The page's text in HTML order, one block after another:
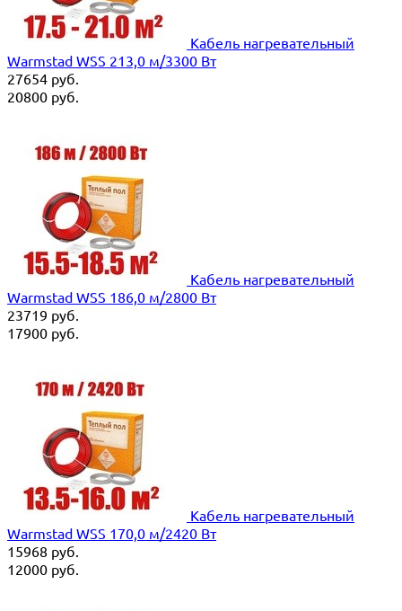
Кабель нагревательный
Warmstad WSS 213,0 м/3300 Вт
27654 руб.
20800 руб.
Кабель нагревательный
Warmstad WSS 186,0 м/2800 Вт
23719 руб.
17900 руб.
Кабель нагревательный
Warmstad WSS 170,0 м/2420 Вт
15968 руб.
12000 руб.